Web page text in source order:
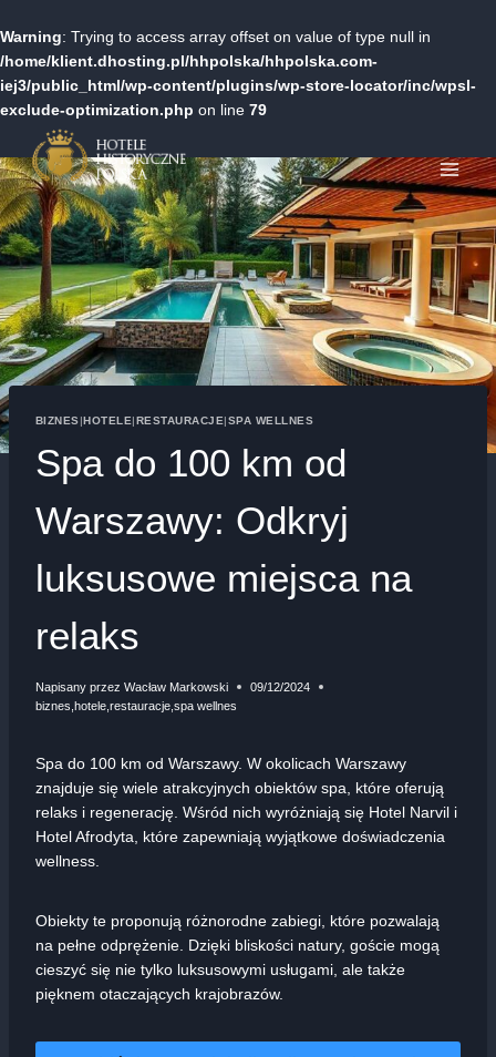
Warning: Trying to access array offset on value of type null in
/home/klient.dhosting.pl/hhpolska/hhpolska.com-
iej3/public_html/wp-content/plugins/wp-store-locator/inc/wpsl-
exclude-optimization.php on line 79
Przejdź
do
treści
BIZNES HOTELE RESTAURACJE SPA WELLNES
Spa do 100 km od
Warszawy: Odkryj
luksusowe miejsca na
relaks
Napisany przez Wacław Markowski
09/12/2024
biznes hotele restauracje spa wellnes
Spa do 100 km od Warszawy. W okolicach Warszawy
znajduje się wiele atrakcyjnych obiektów spa, które oferują
relaks i regenerację. Wśród nich wyróżniają się Hotel Narvil i
Hotel Afrodyta, które zapewniają wyjątkowe doświadczenia
wellness.
Obiekty te proponują różnorodne zabiegi, które pozwalają
na pełne odprężenie. Dzięki bliskości natury, goście mogą
cieszyć się nie tylko luksusowymi usługami, ale także
pięknem otaczających krajobrazów.